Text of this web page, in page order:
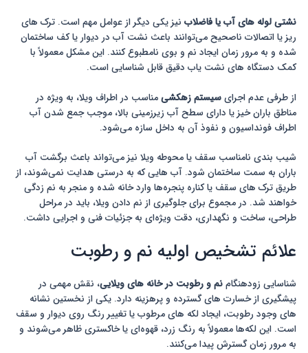
نشتی لوله های آب یا فاضلاب نیز یکی دیگر از عوامل مهم است. ترک های
ریز یا اتصالات ناصحیح می‌توانند باعث نشت آب در دیوار یا کف ساختمان
شده و به مرور زمان ایجاد نم و بوی نامطبوع کنند. این مشکل معمولاً با
کمک دستگاه های نشت یاب دقیق قابل شناسایی است.
از طرفی عدم اجرایسیستم زهکشیمناسب در اطراف ویلا، به ویژه در
مناطق باران خیز یا دارای سطح آب زیرزمینی بالا، موجب جمع شدن آب
اطراف فونداسیون و نفوذ آن به داخل سازه می‌شود.
شیب بندی نامناسب سقف یا محوطه ویلا نیز می‌تواند باعث برگشت آب
باران به سمت ساختمان شود. آب هایی که به درستی هدایت نمی‌شوند، از
طریق ترک های سقف یا کناره پنجره‌ها وارد خانه شده و منجر به نم زدگی
خواهند شد. در مجموع برای جلوگیری از نم دادن ویلا، باید در مراحل
طراحی، ساخت و نگهداری، دقت ویژه‌ای به جزئیات فنی و اجرایی داشت.
علائم تشخیص اولیه نم و رطوبت
شناسایی زودهنگامنم و رطوبت در خانه های ویلایی، نقش مهمی در
پیشگیری از خسارت های گسترده و پرهزینه دارد. یکی از نخستین نشانه
های وجود رطوبت، ایجاد لکه های مرطوب یا تغییر رنگ روی دیوار و سقف
است. این لکه‌ها معمولاً به رنگ زرد، قهوه‌ای یا خاکستری ظاهر می‌شوند و
به مرور زمان گسترش پیدا می‌کنند.